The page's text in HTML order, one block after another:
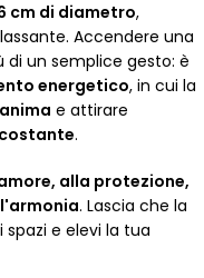
cm di diametro,
Accendere una
di un semplice gesto: è
energetico, in cui la
e attirare
.
alla protezione,
. Lascia che la
spazi e elevi la tua